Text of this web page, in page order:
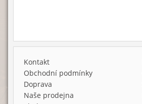
Kontakt
Obchodní podmínky
Doprava
Naše prodejna